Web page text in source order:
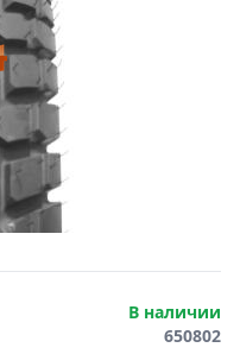
В наличии
650802